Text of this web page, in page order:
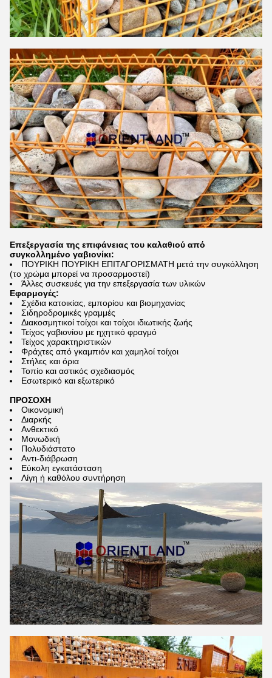
Επεξεργασία της επιφάνειας του καλαθιού από
συγκολλημένο γαβιονίκι:
ΠΟΥΡΙΚΗ ΠΟΥΡΙΚΗ ΕΠΙΤΑΓΟΡΙΣΜΑΤΗ μετά την συγκόλληση
(το χρώμα μπορεί να προσαρμοστεί)
Άλλες συσκευές για την επεξεργασία των υλικών
Εφαρμογές:
Σχέδια κατοικίας, εμπορίου και βιομηχανίας
Σιδηροδρομικές γραμμές
Διακοσμητικοί τοίχοι και τοίχοι ιδιωτικής ζωής
Τείχος γαβιονίου με ηχητικό φραγμό
Τείχος χαρακτηριστικών
Φράχτες από γκαμπιόν και χαμηλοί τοίχοι
Στήλες και όρια
Τοπίο και αστικός σχεδιασμός
Εσωτερικό και εξωτερικό
ΠΡΟΣΟΧΗ
Οικονομική
Διαρκής
Ανθεκτικό
Μονωδική
Πολυδιάστατο
Αντι-διάβρωση
Εύκολη εγκατάσταση
Λίγη ή καθόλου συντήρηση